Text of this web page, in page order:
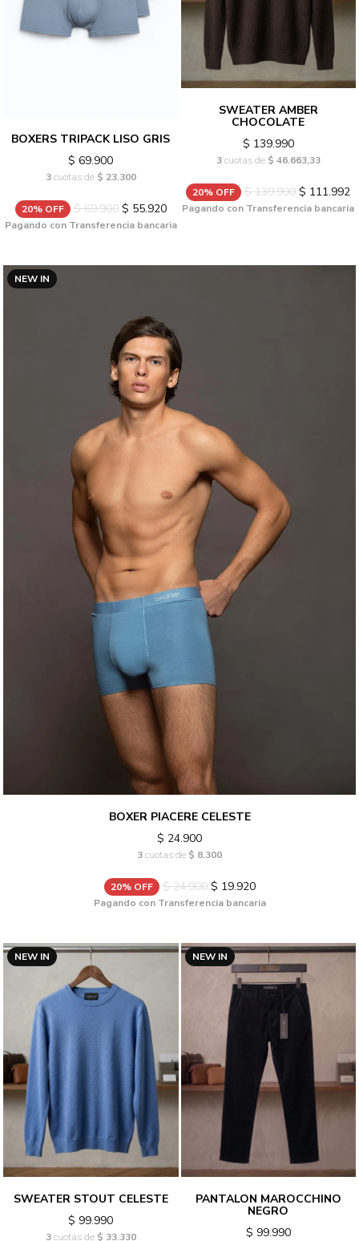
BOXERS TRIPACK LISO GRIS
$ 69.900
3cuotas de $ 23.300
20% OFF $ 69.900$ 55.920
Pagando con Transferencia bancaria
SWEATER AMBER
CHOCOLATE
$ 139.990
3cuotas de $ 46.663,33
20% OFF $ 139.990 $ 111.992
Pagando con Transferencia bancaria
NEW IN
BOXER PIACERE CELESTE
$ 24.900
3cuotas de $ 8.300
20% OFF $ 24.900$ 19.920
Pagando con Transferencia bancaria
NEW IN
SWEATER STOUT CELESTE
$ 99.990
3cuotas de $ 33.330
NEW IN
PANTALON MAROCCHINO
NEGRO
$ 99.990